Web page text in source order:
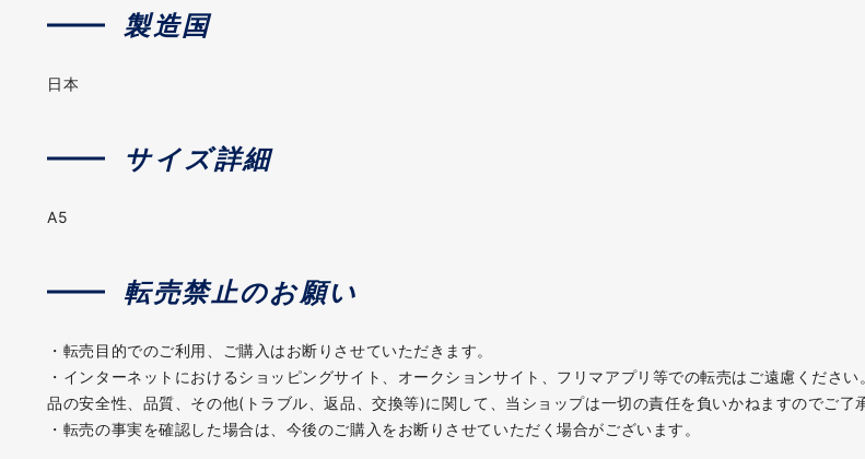
製造国
日本
サイズ詳細
A5
転売禁止のお願い
・転売目的でのご利用、ご購入はお断りさせていただきます。
・インターネットにおけるショッピングサイト、オークションサイト、フリマアプリ等での転売はご遠慮くださ
品の安全性、品質、その他(トラブル、返品、交換等)に関して、当ショップは一切の責任を負いかねますのでご了
・転売の事実を確認した場合は、今後のご購入をお断りさせていただく場合がございます。